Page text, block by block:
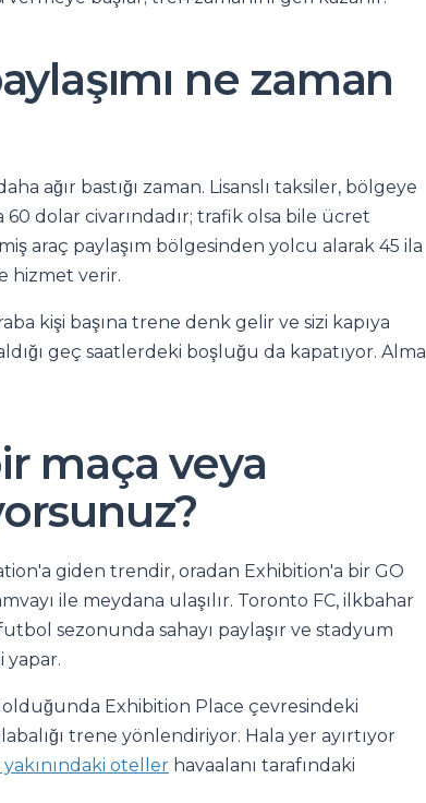
ne zaman
ağır bastığı zaman. Lisanslı taksiler, bölgeye
dolar civarındadır; trafik olsa bile ücret
araç paylaşım bölgesinden yolcu alarak 45 ila
hizmet verir.
kişi başına trene denk gelir ve sizi kapıya
geç saatlerdeki boşluğu da kapatıyor. Alma
maça veya
giden trendir, oradan Exhibition'a bir GO
ile meydana ulaşılır. Toronto FC, ilkbahar
sezonunda sahayı paylaşır ve stadyum
yapar.
Exhibition Place çevresindeki
trene yönlendiriyor. Hala yer ayırtıyor
oteller havaalanı tarafındaki